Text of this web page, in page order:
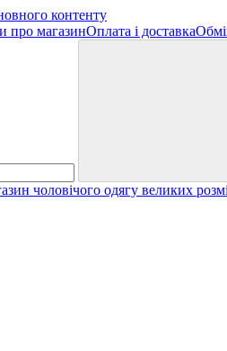
контенту
про магазинОплата і доставка